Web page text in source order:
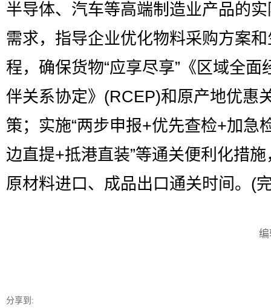
半导体、汽车等高端制造业产品的
需求，指导企业优化物料采购方案
程，确保货物“应享尽享”《区域全面
伴关系协定》(RCEP)和原产地优惠
策；实施“两步申报+优先查检+加急
边直提+抵港直装”等通关便利化措
原材料进口、成品出口通关时间。(
分享到: